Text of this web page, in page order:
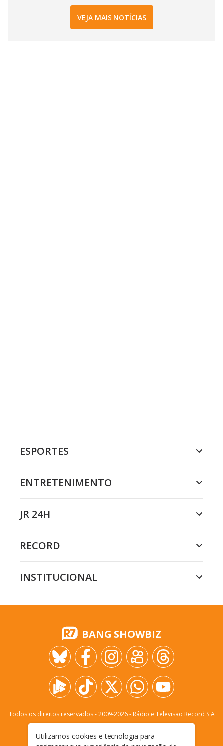
VEJA MAIS NOTÍCIAS
ESPORTES
ENTRETENIMENTO
JR 24H
RECORD
INSTITUCIONAL
BANG SHOWBIZ
Todos os direitos reservados - 2009-2026- Rádio e Televisão Record S.A
FALE CONOSCO PRIVACIDADE
Utilizamos cookies e tecnologia para